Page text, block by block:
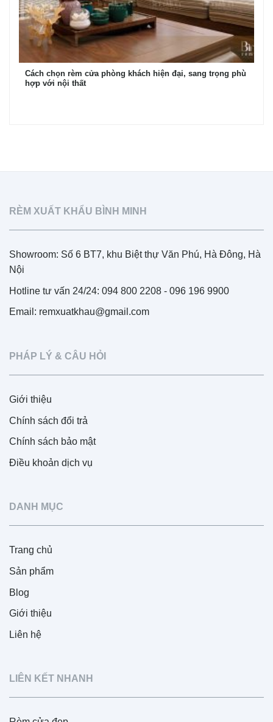
Cách chọn rèm cửa phòng khách hiện đại, sang trọng phù
hợp với nội thất
RÈM XUẤT KHẨU BÌNH MINH
Showroom: Số 6 BT7, khu Biệt thự Văn Phú, Hà Đông, Hà
Nội
Hotline tư vấn 24/24: 094 800 2208 - 096 196 9900
Email: remxuatkhau@gmail.com
PHÁP LÝ & CÂU HỎI
Giới thiệu
Chính sách đổi trả
Chính sách bảo mật
Điều khoản dịch vụ
DANH MỤC
Trang chủ
Sản phẩm
Blog
Giới thiệu
Liên hệ
LIÊN KẾT NHANH